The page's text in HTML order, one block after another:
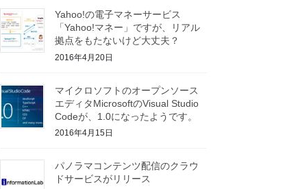
Yahoo!の電子マネーサービス
「Yahoo!マネー」ですが、リアル
拠点をもたないけど大丈夫？
2016年4月20日
マイクロソフトのオープンソース
エディタMicrosoftのVisual Studio
Codeが、1.0になったようです。
2016年4月15日
パノラマコンテンツ配信のクラウ
ドサービスがリリース